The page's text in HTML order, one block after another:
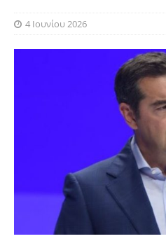
4 Ιουνίου 2026